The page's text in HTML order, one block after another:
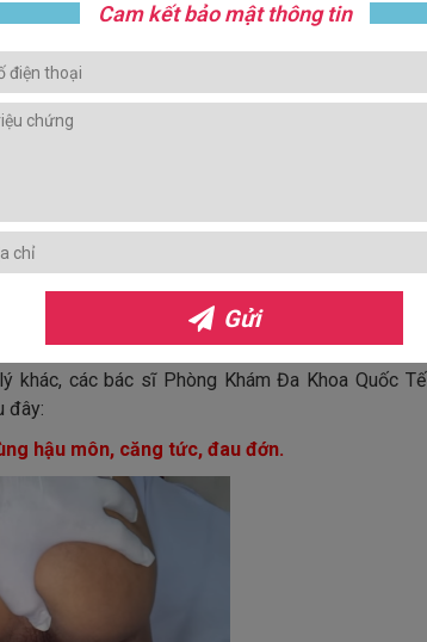
cục u cứng, màu đỏ, ẩm ướt và sưng lên như
như: hệ miễn dịch kém, hậu môn bị tổn thương
viêm nhiễm do các bệnh lý khác…
trị kịp thời thì không những gây ra cảm giác đau
mà còn có thể để lại nhiều biến chứng nguy hiểm
khác, các bác sĩ Phòng Khám Đa Khoa Quốc Tế
đây:
hậu môn, căng tức, đau đớn.
Cam kết bảo mật thông tin
Gửi